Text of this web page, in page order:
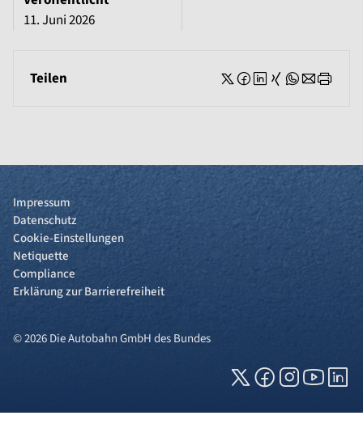
11. Juni 2026
Teilen
Impressum
Datenschutz
Cookie-Einstellungen
Netiquette
Compliance
Erklärung zur Barrierefreiheit
© 2026 Die Autobahn GmbH des Bundes